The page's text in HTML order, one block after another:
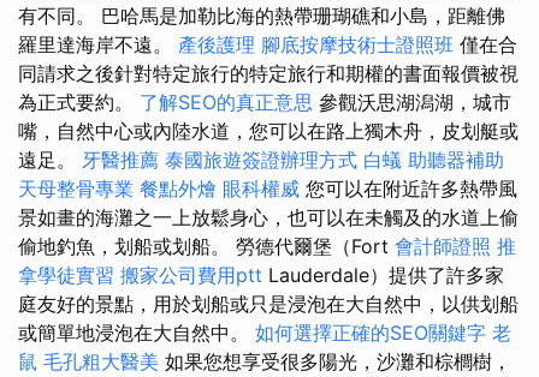
有不同。 巴哈馬是加勒比海的熱帶珊瑚礁和小島，距離佛
羅里達海岸不遠。 產後護理 腳底按摩技術士證照班 僅在合
同請求之後針對特定旅行的特定旅行和期權的書面報價被視
為正式要約。 了解SEO的真正意思 參觀沃思湖潟湖，城市
嘴，自然中心或內陸水道，您可以在路上獨木舟，皮划艇或
遠足。 牙醫推薦 泰國旅遊簽證辦理方式 白蟻 助聽器補助
天母整骨專業 餐點外燴 眼科權威 您可以在附近許多熱帶風
景如畫的海灘之一上放鬆身心，也可以在未觸及的水道上偷
偷地釣魚，划船或划船。 勞德代爾堡（Fort 會計師證照 推
拿學徒實習 搬家公司費用ptt Lauderdale）提供了許多家
庭友好的景點，用於划船或只是浸泡在大自然中，以供划船
或簡單地浸泡在大自然中。 如何選擇正確的SEO關鍵字 老
鼠 毛孔粗大醫美 如果您想享受很多陽光，沙灘和棕櫚樹，